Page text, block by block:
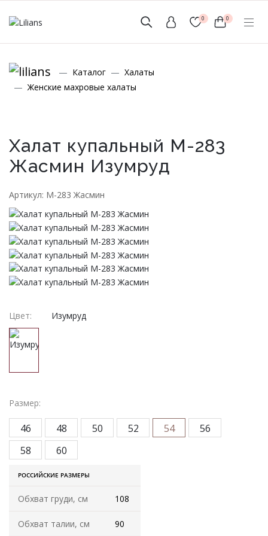
0 0
+7 (999) 156-56-43
www.lilians-kazan@mail.ru
Мужской Ассортимент
Детcкий трикотаж
Женская одежда
Домашняя одежда
Комплекты женские повседневные
Куртка женская на молнии
Рекомендуем
Футболки и блузки
Каталог
Халаты
Женские махровые халаты
Халат купальный М-283
Жасмин Изумруд
Артикул: М-283 Жасмин
Цвет: Изумруд
Размер:
46 48 50 52 54
РОССИЙСКИЕ РАЗМЕРЫ
Обхват груди, см 108
Обхват талии, см 90
56
58
60